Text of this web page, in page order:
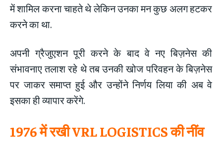
में शामिल करना चाहते थे लेकिन उनका मन कुछ अलग हटकर
करने का था.
अपनी ग्रैजुएशन पूरी करने के बाद वे नए बिज़नेस की
संभावनाए तलाश रहे थे तब उनकी खोज परिवहन के बिज़नेस
पर जाकर समाप्त हुई और उन्होंने निर्णय लिया की अब वे
इसका ही व्यापार करेंगे.
1976 में रखी VRL LOGISTICS की नींव